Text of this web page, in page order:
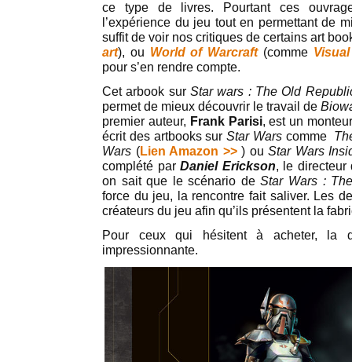
ce type de livres. Pourtant ces
l’expérience du jeu tout en permettant de
suffit de voir nos critiques de certains art
art), ou World of Warcraft(comme
pour s’en rendre compte.
Cet arbook sur Star wars : The Old
permet de mieux découvrir le travail de
premier auteur, Frank Parisi, est un
écrit des artbooks surStar Warscomme
Wars (Lien Amazon >> ) ou Star Wars
complété par Daniel Erickson, le directeur
on sait que le scénario deStar Wars :
force du jeu, la rencontre fait saliver. Les
créateurs du jeu afin qu’ils présentent la
Pour ceux qui hésitent à acheter, la
impressionnante.